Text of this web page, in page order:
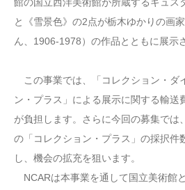
と《雪景色》の2点が栃木ゆかりの画
ん、1906-1978）の作品とともに展示
この事業では、「コレクション・ダ
ン・プラス」による展示に関する輸送
が負担します。さらに今回の募集では
の「コレクション・プラス」の採択件
し、機会の拡充を狙います。
NCARは本事業を通して国立美術館